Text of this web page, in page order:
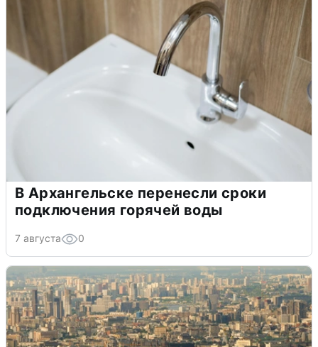
В Архангельске перенесли сроки
подключения горячей воды
7 августа 0